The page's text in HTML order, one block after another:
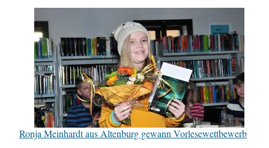
Ronja Meinhardt aus Altenburg gewann Vorlesewettbewerb